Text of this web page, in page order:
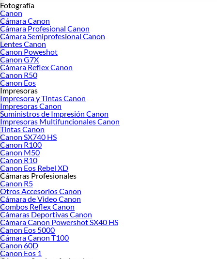
Fotografía
Canon
Cámara Canon
Cámara Profesional Canon
Cámara Semiprofesional Canon
Lentes Canon
Canon Poweshot
Canon G7X
Cámara Reflex Canon
Canon R50
Canon Eos
Impresoras
Impresora y Tintas Canon
Impresoras Canon
Suministros de Impresión Canon
Impresoras Multifuncionales Canon
Tintas Canon
Canon SX740 HS
Canon R100
Canon M50
Canon R10
Canon Eos Rebel XD
Cámaras Profesionales
Canon R5
Otros Accesorios Canon
Cámara de Video Canon
Combos Reflex Canon
Cámaras Deportivas Canon
Cámara Canon Powershot SX40 HS
Canon Eos 5000
Cámara Canon T100
Canon 60D
Canon Eos 1